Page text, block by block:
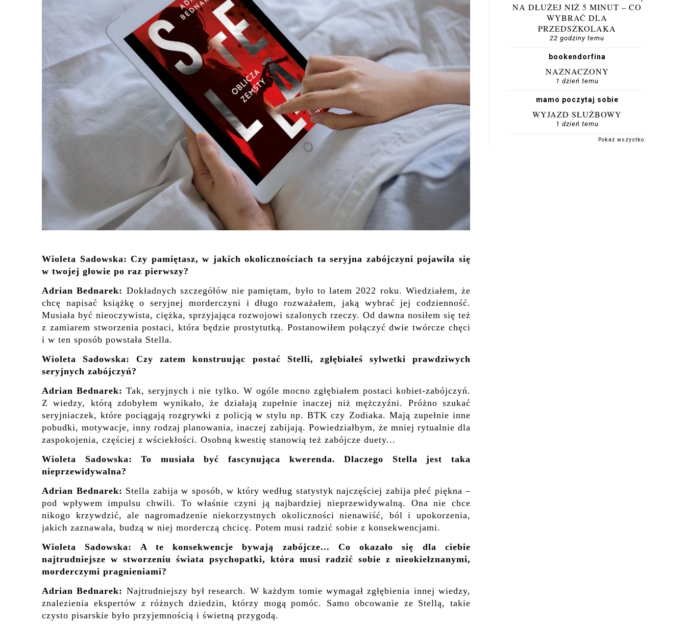
Wioleta Sadowska: Czy pamiętasz, w jakich okolicznościach ta seryjna zabójczyni pojawiła się
w twojej głowie po raz pierwszy?
Adrian Bednarek: Dokładnych szczegółów nie pamiętam, było to latem 2022 roku. Wiedziałem, że
chcę napisać książkę o seryjnej morderczyni i długo rozważałem, jaką wybrać jej codzienność.
Musiała być nieoczywista, ciężka, sprzyjająca rozwojowi szalonych rzeczy. Od dawna nosiłem się też
z zamiarem stworzenia postaci, która będzie prostytutką. Postanowiłem połączyć dwie twórcze chęci
i w ten sposób powstała Stella.
Wioleta Sadowska: Czy zatem konstruując postać Stelli, zgłębiałeś sylwetki prawdziwych
seryjnych zabójczyń?
Adrian Bednarek: Tak, seryjnych i nie tylko. W ogóle mocno zgłębiałem postaci kobiet-zabójczyń.
Z wiedzy, którą zdobyłem wynikało, że działają zupełnie inaczej niż mężczyźni. Próżno szukać
seryjniaczek, które pociągają rozgrywki z policją w stylu np. BTK czy Zodiaka. Mają zupełnie inne
pobudki, motywacje, inny rodzaj planowania, inaczej zabijają. Powiedziałbym, że mniej rytualnie dla
zaspokojenia, częściej z wściekłości. Osobną kwestię stanowią też zabójcze duety...
Wioleta Sadowska: To musiała być fascynująca kwerenda. Dlaczego Stella jest taka
nieprzewidywalna?
Adrian Bednarek: Stella zabija w sposób, w który według statystyk najczęściej zabija płeć piękna –
pod wpływem impulsu chwili. To właśnie czyni ją najbardziej nieprzewidywalną. Ona nie chce
nikogo krzywdzić, ale nagromadzenie niekorzystnych okoliczności nienawiść, ból i upokorzenia,
jakich zaznawała, budzą w niej morderczą chcicę. Potem musi radzić sobie z konsekwencjami.
Wioleta Sadowska: A te konsekwencje bywają zabójcze... Co okazało się dla ciebie
najtrudniejsze w stworzeniu świata psychopatki, która musi radzić sobie z nieokiełznanymi,
morderczymi pragnieniami?
Adrian Bednarek: Najtrudniejszy był research. W każdym tomie wymagał zgłębienia innej wiedzy,
znalezienia ekspertów z różnych dziedzin, którzy mogą pomóc. Samo obcowanie ze Stellą, takie
czysto pisarskie było przyjemnością i świetną przygodą.
NA DŁUŻEJ NIŻ 5 MINUT – CO
WYBRAĆ DLA
PRZEDSZKOLAKA
22 godziny temu
bookendorfina
NAZNACZONY
1 dzień temu
mamo poczytaj sobie
WYJAZD SŁUŻBOWY
1 dzień temu
Pokaż wszystko